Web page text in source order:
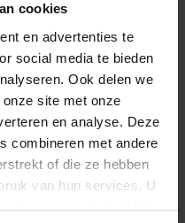
cookies
en advertenties te
social media te bieden
Ook delen we
site met onze
en analyse. Deze
combineren met andere
of die ze hebben
van hun services. U
als u onze website blijft
de plekken waar je dat het
droog blijft — zelfs bij
met extra
impact. Veilig,